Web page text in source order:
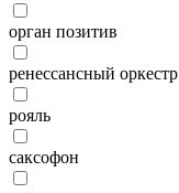
орган позитив
ренессансный оркестр
рояль
саксофон